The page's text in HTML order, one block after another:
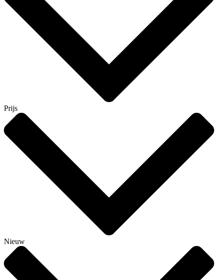
Prijs
Nieuw